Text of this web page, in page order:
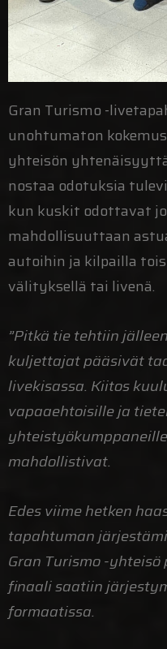
Gran Turismo -
unohtumaton
yhteisön
nostaa odotuksia
kun kuskit odottavat
mahdollisuuttaan
autoihin ja kilpailla
välityksellä tai livenä.
”Pitkä tie tehtiin
kuljettajat pääsivät
livekisassa. Kiitos
vapaaehtoisille ja
mahdollistivat.
Edes viime hetken
tapahtuman
Gran Turismo -
finaali saatiin
formaatissa.